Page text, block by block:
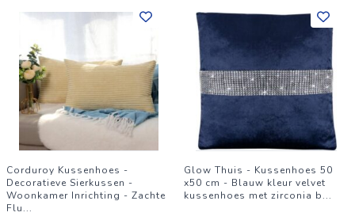
Corduroy Kussenhoes -
Decoratieve Sierkussen -
Woonkamer Inrichting - Zachte
Flu...
Glow Thuis - Kussenhoes 50
x50 cm - Blauw kleur velvet
kussenhoes met zirconia b...